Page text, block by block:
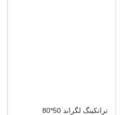
ترانکینگ لگراند 50*80